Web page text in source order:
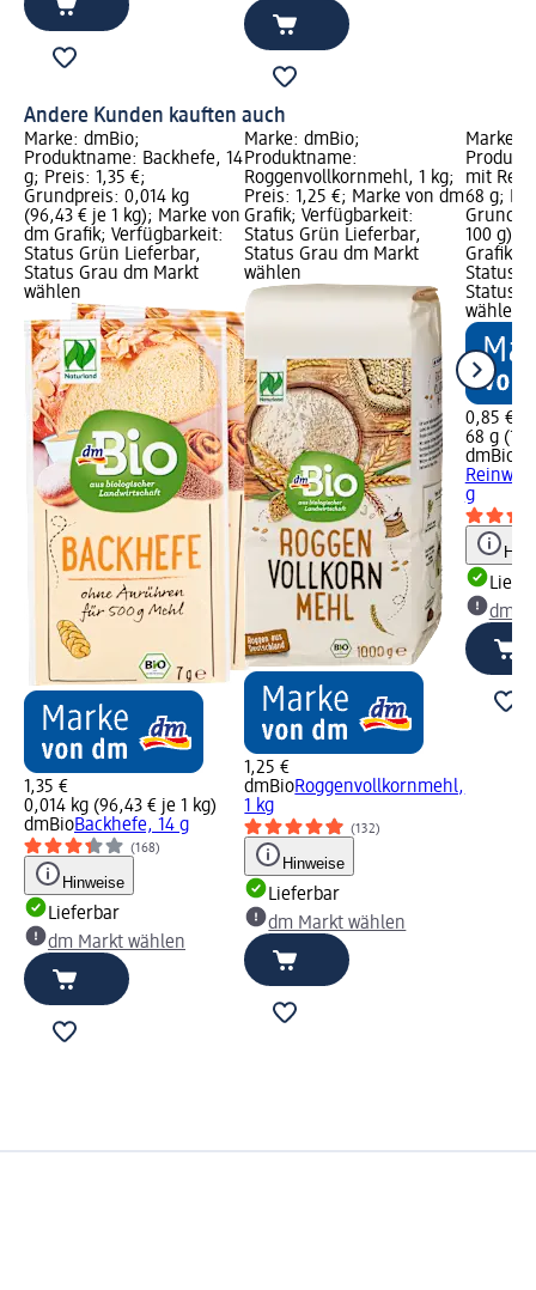
Andere Kunden kauften auch
Marke: dmBio;
Produktname: Backhefe, 14
g; Preis: 1,35 €;
Grundpreis: 0,014 kg
(96,43 € je 1 kg); Marke von
dm Grafik; Verfügbarkeit:
Status Grün Lieferbar,
Status Grau dm Markt
wählen
1,35 €
0,014 kg (96,43 € je 1 kg)
dmBioBackhefe, 14 g
(168)
Hinweise
Lieferbar
dm Markt wählen
Marke: dmBio;
Produktname:
Roggenvollkornmehl, 1 kg;
Preis: 1,25 €; Marke von dm
Grafik; Verfügbarkeit:
Status Grün Lieferbar,
Status Grau dm Markt
wählen
1,25 €
dmBioRoggenvollkornmehl,
1 kg
(132)
Hinweise
Lieferbar
dm Markt wählen
Marke:
mit
68 g;
100 g);
Grafik;
Status
Status
wählen
0,85 €
68 g
dmBio
g
dm